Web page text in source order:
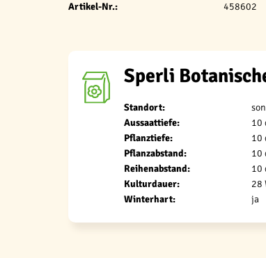
Artikel-Nr.:
458602
Sperli
Standort:
Aussaattiefe:
10
Pflanztiefe:
10
Pflanzabstand:
10
Reihenabstand:
10
Kulturdauer:
28
Winterhart:
ja